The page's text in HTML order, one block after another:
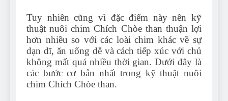
Tuy nhiên cũng vì đặc điểm này nên kỹ
thuật nuôi chim Chích Chòe than thuận lợi
hơn nhiều so với các loài chim khác về sự
dạn dĩ, ăn uống dễ và cách tiếp xúc với chủ
không mất quá nhiều thời gian. Dưới đây là
các bước cơ bản nhất trong kỹ thuật nuôi
chim Chích Chòe than.